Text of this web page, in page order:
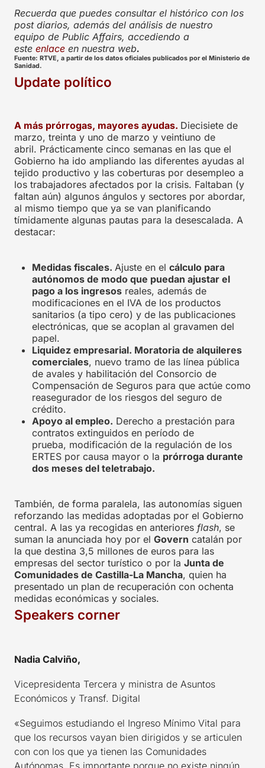
Recuerda que puedes consultar el histórico con los
post diarios, además del análisis de nuestro
equipo de Public Affairs, accediendo a
este enlace en nuestra web.
Fuente: RTVE, a partir de los datos oficiales publicados por el Ministerio de
Sanidad.
Update político
A más prórrogas, mayores ayudas. Diecisiete de
marzo, treinta y uno de marzo y veintiuno de
abril. Prácticamente cinco semanas en las que el
Gobierno ha ido ampliando las diferentes ayudas al
tejido productivo y las coberturas por desempleo a
los trabajadores afectados por la crisis. Faltaban (y
faltan aún) algunos ángulos y sectores por abordar,
al mismo tiempo que ya se van planificando
tímidamente algunas pautas para la desescalada. A
destacar:
Medidas fiscales. Ajuste en el cálculo para
autónomos de modo que puedan ajustar el
pago a los ingresos reales, además de
modificaciones en el IVA de los productos
sanitarios (a tipo cero) y de las publicaciones
electrónicas, que se acoplan al gravamen del
papel.
Liquidez empresarial. Moratoria de alquileres
comerciales, nuevo tramo de las línea pública
de avales y habilitación del Consorcio de
Compensación de Seguros para que actúe como
reasegurador de los riesgos del seguro de
crédito.
Apoyo al empleo. Derecho a prestación para
contratos extinguidos en período de
prueba, modificación de la regulación de los
ERTES por causa mayor o la prórroga durante
dos meses del teletrabajo.
También, de forma paralela, las autonomías siguen
reforzando las medidas adoptadas por el Gobierno
central. A las ya recogidas en anteriores flash, se
suman la anunciada hoy por el Govern catalán por
la que destina 3,5 millones de euros para las
empresas del sector turístico o por la Junta de
Comunidades de Castilla-La Mancha, quien ha
presentado un plan de recuperación con ochenta
medidas económicas y sociales.
Speakers corner
Nadia Calviño,
Vicepresidenta Tercera y ministra de Asuntos
Económicos y Transf. Digital
«Seguimos estudiando el Ingreso Mínimo Vital para
que los recursos vayan bien dirigidos y se articulen
con con los que ya tienen las Comunidades